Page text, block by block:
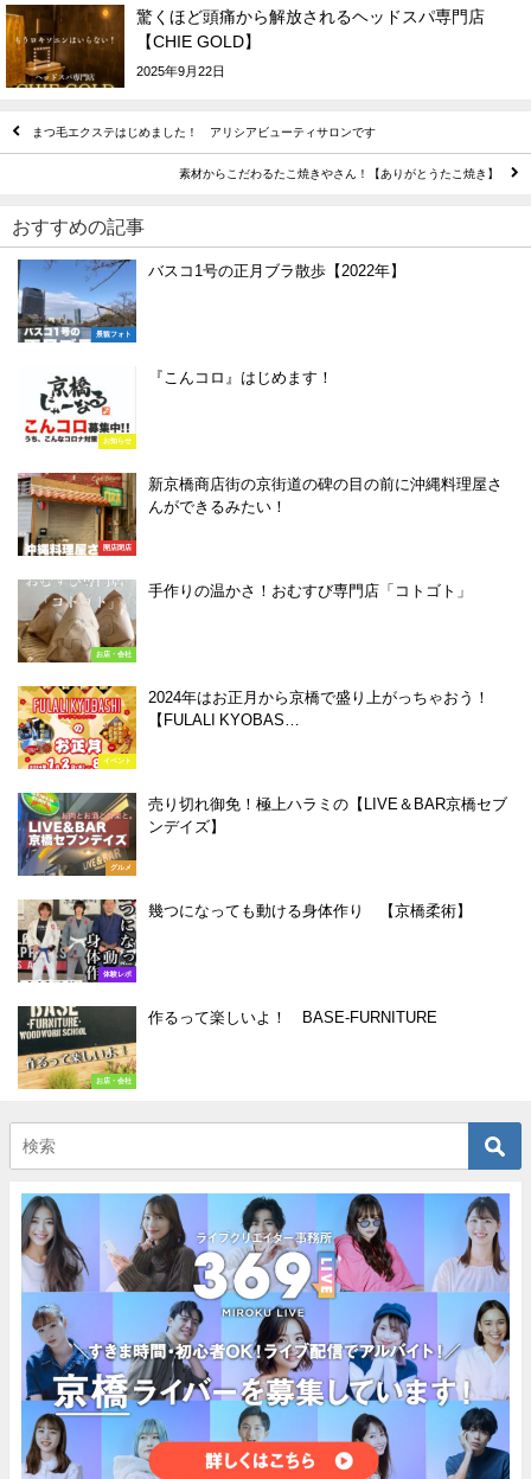
驚くほど頭痛から解放されるヘッドスパ専門店
【CHIE GOLD】
2025年9月22日
まつ毛エクステはじめました！ アリシアビューティサロンです
素材からこだわるたこ焼きやさん！【ありがとうたこ焼き】
おすすめの記事
景観フォト
バスコ1号の正月ブラ散歩【2022年】
お知らせ
『こんコロ』はじめます！
開店閉店
新京橋商店街の京街道の碑の目の前に沖縄料理屋さ
んができるみたい！
お店・会社
手作りの温かさ！おむすび専門店「コトゴト」
イベント
2024年はお正月から京橋で盛り上がっちゃおう！
【FULALI KYOBAS…
グルメ
売り切れ御免！極上ハラミの【LIVE＆BAR京橋セブ
ンデイズ】
体験レポ
幾つになっても動ける身体作り 【京橋柔術】
お店・会社
作るって楽しいよ！ BASE-FURNITURE